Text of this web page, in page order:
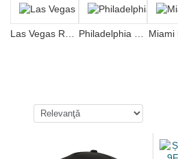
Las Vegas Raiders Philadelphia Eagles Miami